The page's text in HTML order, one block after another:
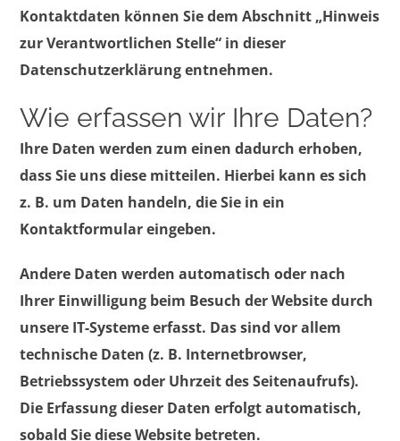
Kontaktdaten können Sie dem Abschnitt „Hinweis
zur Verantwortlichen Stelle“ in dieser
Datenschutzerklärung entnehmen.
Wie erfassen wir Ihre Daten?
Ihre Daten werden zum einen dadurch erhoben,
dass Sie uns diese mitteilen. Hierbei kann es sich
z. B. um Daten handeln, die Sie in ein
Kontaktformular eingeben.
Andere Daten werden automatisch oder nach
Ihrer Einwilligung beim Besuch der Website durch
unsere IT-Systeme erfasst. Das sind vor allem
technische Daten (z. B. Internetbrowser,
Betriebssystem oder Uhrzeit des Seitenaufrufs).
Die Erfassung dieser Daten erfolgt automatisch,
sobald Sie diese Website betreten.